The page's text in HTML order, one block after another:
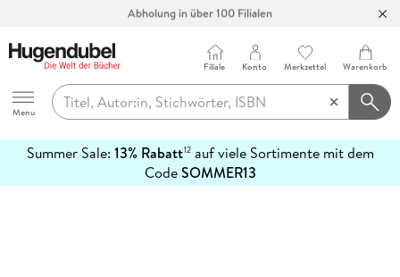
Abholung in über 100 Filialen
Hugendubel
Menu
Filiale Konto Merkzettel Warenkorb
Summer Sale: 13% Rabatt12auf viele Sortimente mit dem
CodeSOMMER13
erfahren